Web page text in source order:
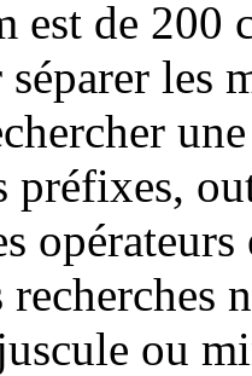
de 200
les
préfixes,
ou